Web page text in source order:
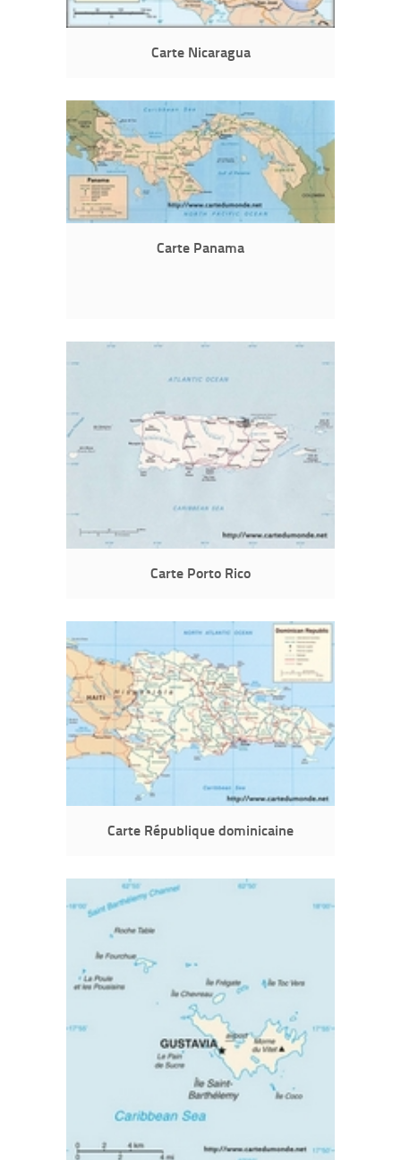
Carte Nicaragua
Carte Panama
Carte Porto Rico
Carte République dominicaine